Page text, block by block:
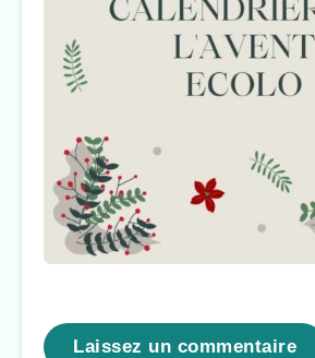
Laissez un commentaire